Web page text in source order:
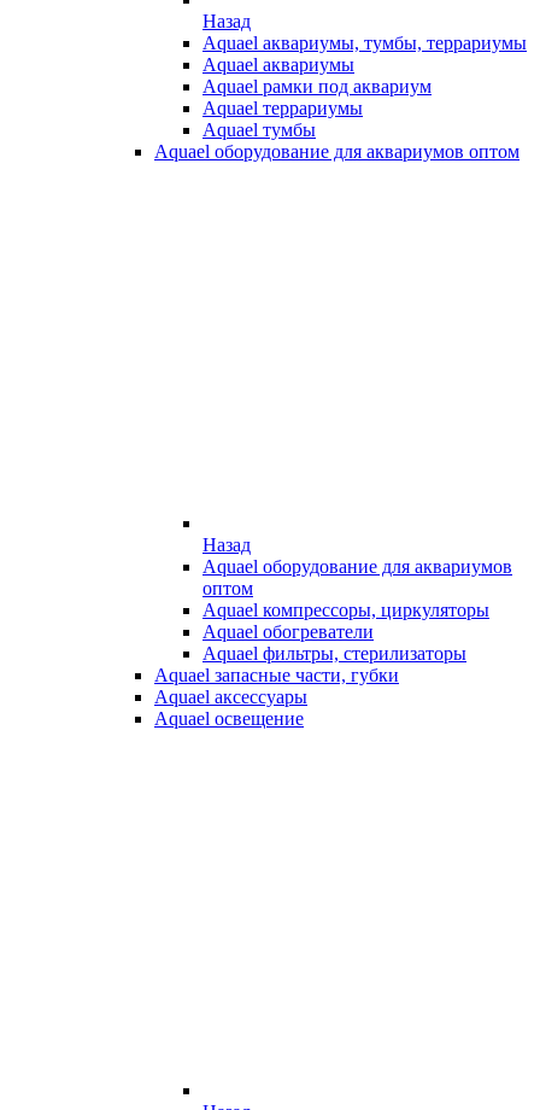
Назад
Aquael аквариумы, тумбы, террариумы
Aquael аквариумы
Aquael рамки под аквариум
Aquael террариумы
Aquael тумбы
Aquael оборудование для аквариумов оптом
Назад
Aquael оборудование для аквариумов
оптом
Aquael компрессоры, циркуляторы
Aquael обогреватели
Aquael фильтры, стерилизаторы
Aquael запасные части, губки
Aquael аксессуары
Aquael освещение